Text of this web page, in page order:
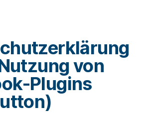
von
Plugins